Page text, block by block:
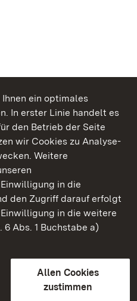
ein optimales
In erster Linie handelt es
den Betrieb der Seite
wir Cookies zu Analyse-
Weitere
in die
den Zugriff darauf erfolgt
Einwilligung in die weitere
Abs. 1 Buchstabe a)
Allen Cookies
zustimmen
Baden-Württemberg